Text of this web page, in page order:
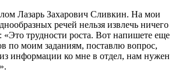
Лазарь Захарович Сливкин. На мои
речей нельзя извлечь ничего
«Это трудности роста. Вот напишете еще
по моим заданиям, поставлю вопрос,
информации ко мне в отдел, нам нужен